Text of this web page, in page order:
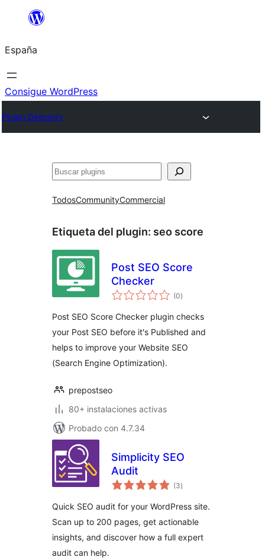
Saltar
contenido
España
Consigue WordPress
Plugin Directory
Buscar
TodosCommunityCommercial
Etiqueta del plugin: seo score
Post SEO Score
Checker
(0valoraciones
en
)
Post SEO Score Checker plugin checks
your Post SEO before it's Published and
helps to improve your Website SEO
(Search Engine Optimization).
prepostseo
80+ instalaciones activas
Probado con 4.7.34
Simplicity SEO
Audit
(3valoraciones
en
)
Quick SEO audit for your WordPress site.
Scan up to 200 pages, get actionable
insights, and discover how a full expert
audit can help.